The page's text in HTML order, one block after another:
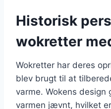
Historisk
wokretter
Wokretter har deres
blev brugt til at
varme. Wokens
varmen jævnt, hvilket